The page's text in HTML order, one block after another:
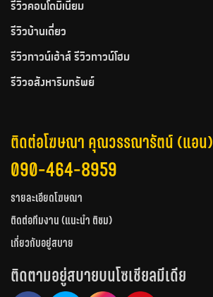
รีวิวคอนโดมิเนียม
รีวิวบ้านเดี่ยว
รีวิวทาวน์เฮ้าส์ รีวิวทาวน์โฮม
รีวิวอสังหาริมทรัพย์
ติดต่อโฆษณา คุณวรรณารัตน์ (แอน)
090-464-8959
รายละเอียดโฆษณา
ติดต่อทีมงาน (แนะนำ ติชม)
เกี่ยวกับอยู่สบาย
ติดตามอยู่สบายบนโซเชียลมีเดีย